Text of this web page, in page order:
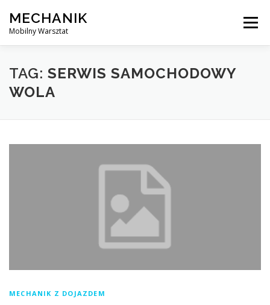
content
MECHANIK
Mobilny Warsztat
Menu
MOBILNY MECHANIK ELEKTRYK SAMOCHODOWY
TAG: SERWIS SAMOCHODOWY
WOLA
MECHANIK Z DOJAZDEM